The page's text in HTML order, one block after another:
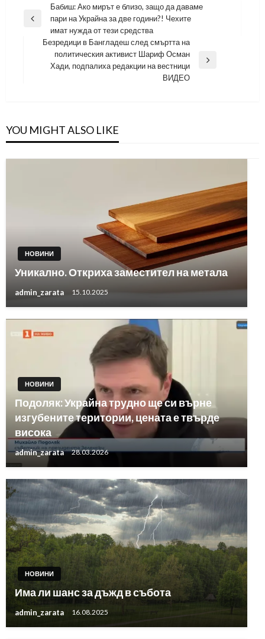
Навигация
Previous
Бабиш: Ако мирът е близо, защо да даваме
пари на Украйна за две години?! Чехите
имат нужда от тези средства
Next
Безредици в Бангладеш след смъртта на
политическия активист Шариф Осман
Хади, подпалиха редакции на вестници
ВИДЕО
YOU MIGHT ALSO LIKE
НОВИНИ
Уникално. Откриха заместител на метала
admin_zarata 15.10.2025
НОВИНИ
Подоляк: Украйна трудно ще си върне
изгубените територии, цената е твърде
висока
admin_zarata 28.03.2026
НОВИНИ
Има ли шанс за дъжд в събота
admin_zarata 16.08.2025